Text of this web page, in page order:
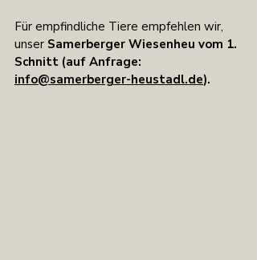
Für empfindliche Tiere empfehlen wir,
unser Samerberger Wiesenheu vom 1.
Schnitt (auf Anfrage:
info@samerberger-heustadl.de).